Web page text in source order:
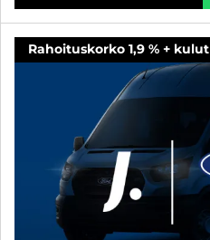
Rahoituskorko 1,9 % + kulut